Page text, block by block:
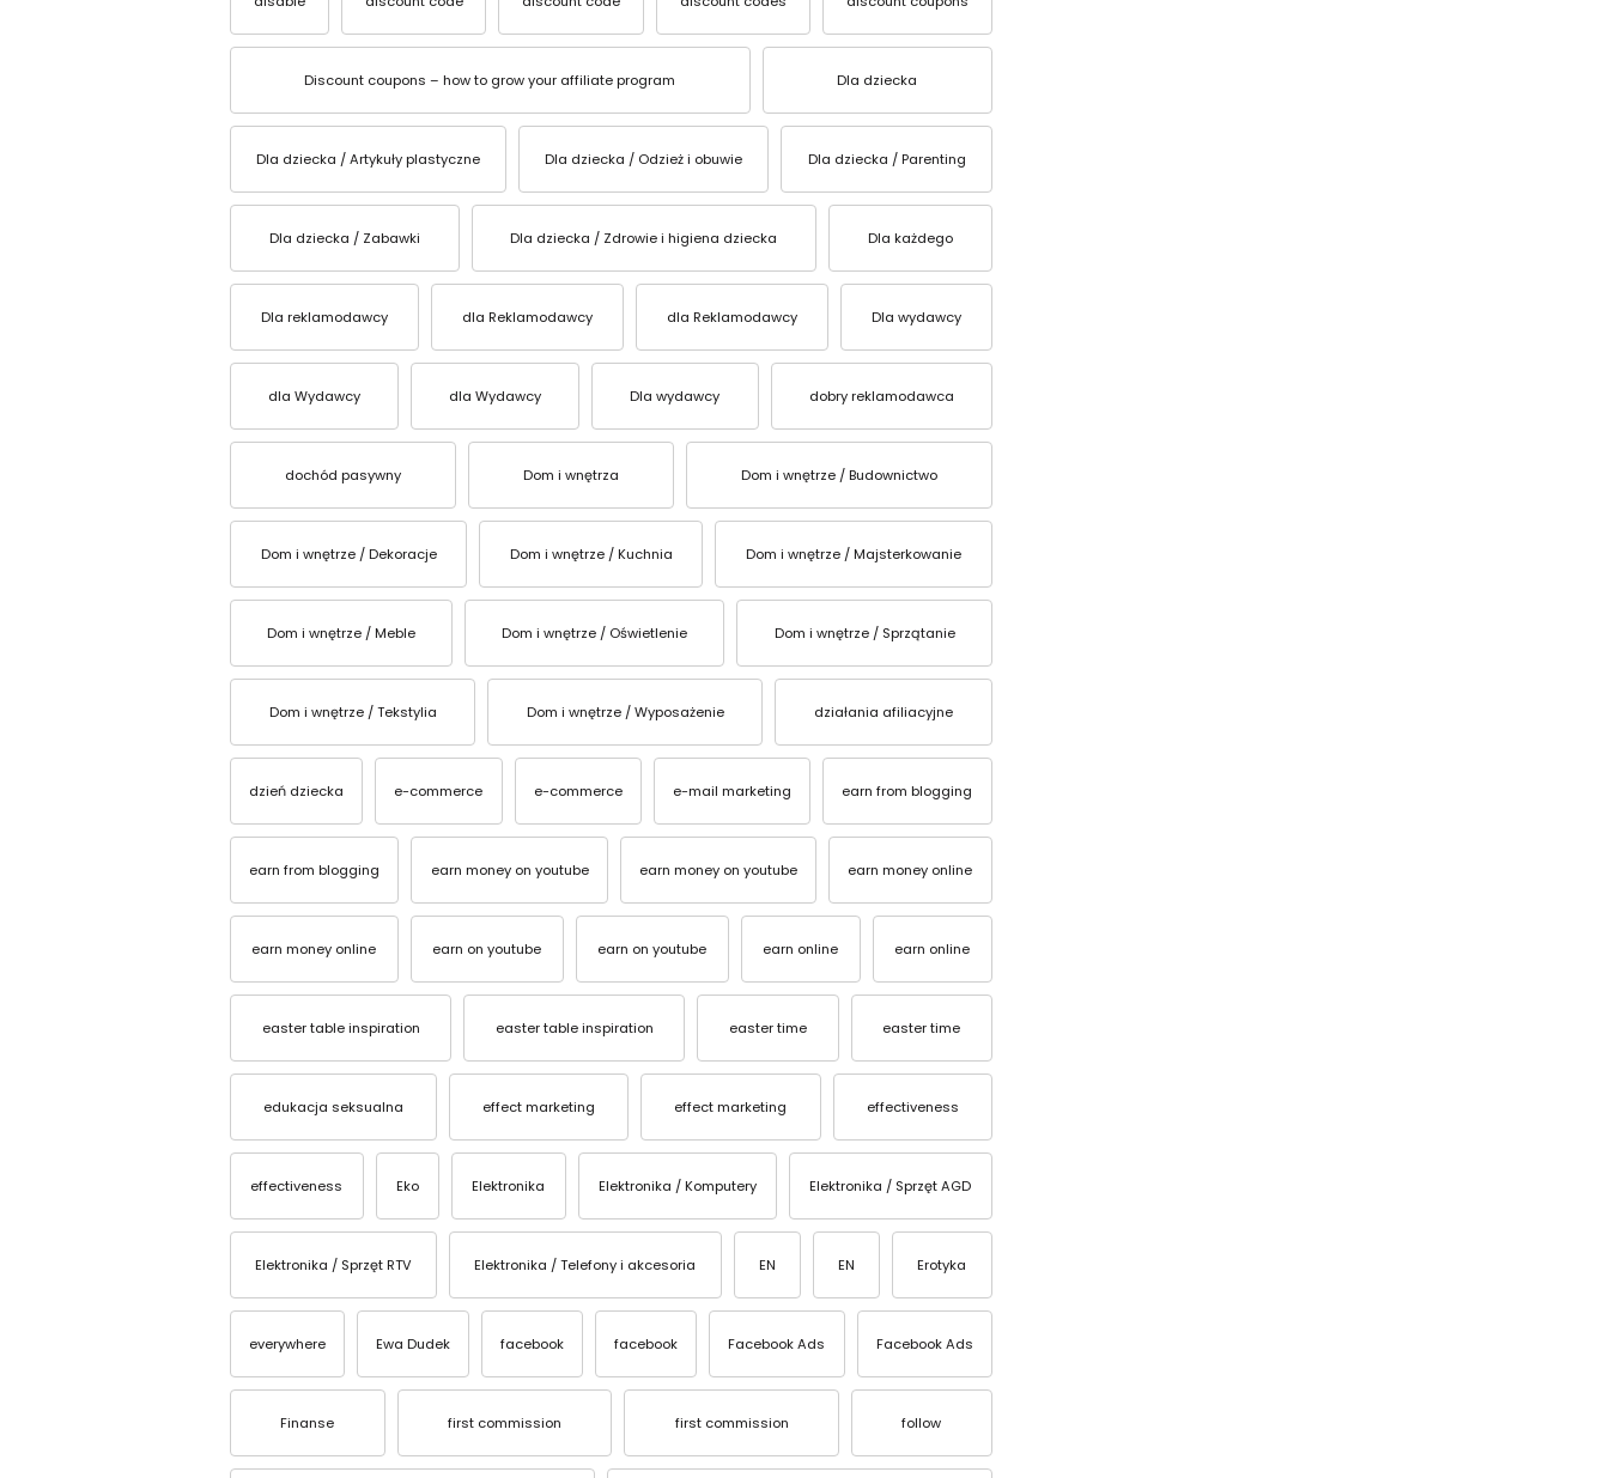
Discount coupons – how to grow your affiliate program Dla dziecka
Dla dziecka / Artykuły plastyczne Dla dziecka / Odzież i obuwie Dla dziecka / Parenting
Dla dziecka / Zabawki Dla dziecka / Zdrowie i higiena dziecka Dla każdego
Dla reklamodawcy dla Reklamodawcy dla Reklamodawcy Dla wydawcy
dla Wydawcy dla Wydawcy Dla wydawcy dobry reklamodawca
dochód pasywny Dom i wnętrza Dom i wnętrze / Budownictwo
Dom i wnętrze / Dekoracje Dom i wnętrze / Kuchnia Dom i wnętrze / Majsterkowanie
Dom i wnętrze / Meble Dom i wnętrze / Oświetlenie Dom i wnętrze / Sprzątanie
Dom i wnętrze / Tekstylia Dom i wnętrze / Wyposażenie działania afiliacyjne
dzień dziecka e-commerce e-commerce e-mail marketing earn from blogging
earn from blogging earn money on youtube earn money on youtube earn money online
earn money online earn on youtube earn on youtube earn online earn online
easter table inspiration easter table inspiration easter time easter time
edukacja seksualna effect marketing effect marketing effectiveness
effectiveness Eko Elektronika Elektronika / Komputery Elektronika / Sprzęt AGD
Elektronika / Sprzęt RTV Elektronika / Telefony i akcesoria EN EN Erotyka
everywhere Ewa Dudek facebook facebook Facebook Ads Facebook Ads
Finanse first commission first commission follow